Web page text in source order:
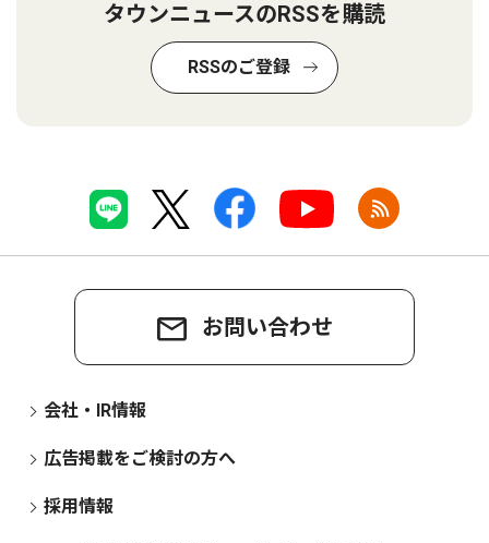
タウンニュースのRSSを購読
RSSのご登録
お問い合わせ
会社・IR情報
広告掲載をご検討の方へ
採用情報